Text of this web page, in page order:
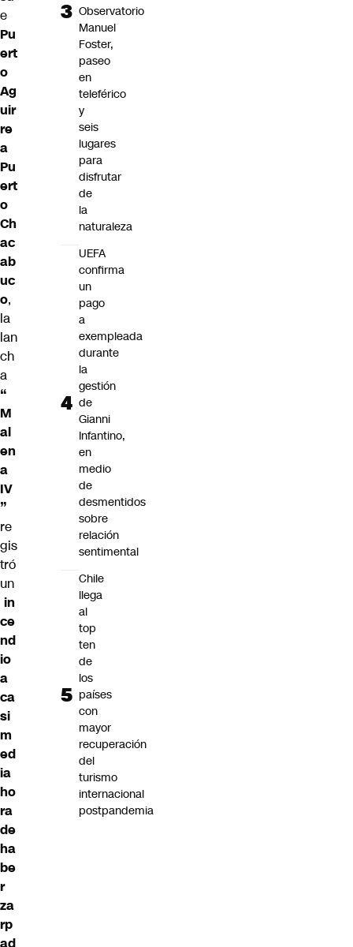
e
Pu
ert
o
Ag
uir
re
a
Pu
ert
o
Ch
ac
ab
uc
o,
la
lan
ch
a
“
M
al
en
a
IV
”
re
gis
tró
un
in
ce
nd
io
a
ca
si
m
ed
ia
ho
ra
de
ha
be
r
za
rp
ad
Observatorio
Manuel
Foster,
paseo
en
teleférico
y
seis
lugares
para
disfrutar
de
la
naturaleza
UEFA
confirma
un
pago
a
exempleada
durante
la
gestión
de
Gianni
Infantino,
en
medio
de
desmentidos
sobre
relación
sentimental
Chile
llega
al
top
ten
de
los
países
con
mayor
recuperación
del
turismo
internacional
postpandemia